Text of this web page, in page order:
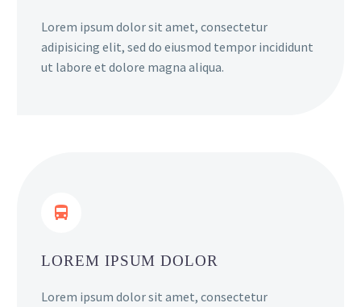
Lorem ipsum dolor sit amet, consectetur
adipisicing elit, sed do eiusmod tempor incididunt
ut labore et dolore magna aliqua.


LOREM IPSUM DOLOR
Lorem ipsum dolor sit amet, consectetur